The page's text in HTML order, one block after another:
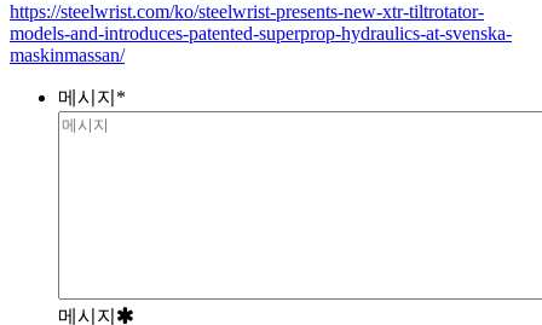
https://steelwrist.com/ko/steelwrist-presents-new-xtr-tiltrotator-
models-and-introduces-patented-superprop-hydraulics-at-svenska-
maskinmassan/
메시지 *
메시지